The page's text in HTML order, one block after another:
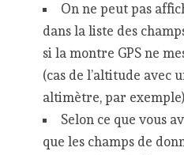
On ne peut pas
dans la liste des
si la montre GPS ne
(cas de l’altitude avec
altimètre, par exemple)
Selon ce que vous
que les champs de